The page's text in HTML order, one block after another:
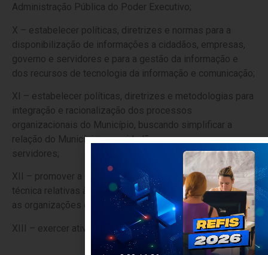
Administração Pública do Poder Executivo;
X – estabelecer políticas, diretrizes e normas para a
disponibilização de informações a cidadãos, empresas,
governo e servidores e para a gestão da informação e
dos recursos de tecnologia da informação e comunicação;
XI – estabelecer políticas, diretrizes e metodologias para
integração e racionalização dos processos
organizacionais do Município, buscando simplificar a
relação do Município com cidadãos, empresas, governo e
servidores;
XII – promover a orientação normativa e a supervisão
técnica relativas às parcerias entre o Poder Executivo e
as organizações da sociedade civil; e
XIII – exercer atividades correlatas.